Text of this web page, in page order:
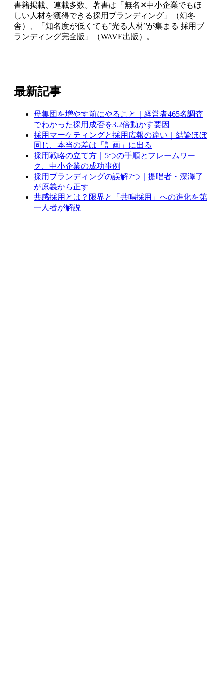
書籍掲載、連載多数。著書は「無名✕中小企業でもほ
しい人材を獲得できる採用ブランディング」（幻冬
舎）、「知名度が低くても”光る人材”が集まる 採用ブ
ランディング完全版」（WAVE出版）。
最新記事
母集団を増やす前にやること｜経営者465名調査
でわかった採用成否を3.2倍動かす要因
採用マーケティングと採用広報の違い｜結論ほぼ
同じ、本当の差は「計画」に出る
採用戦略の立て方｜5つの手順とフレームワー
ク、中小企業の成功事例
採用ブランディングの誤解7つ｜提唱者・深澤了
が原義から正す
共感採用とは？限界と「共鳴採用」への進化を第
一人者が解説